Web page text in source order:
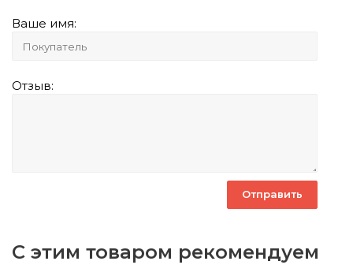
Ваше имя:
Отзыв:
С этим товаром рекомендуем